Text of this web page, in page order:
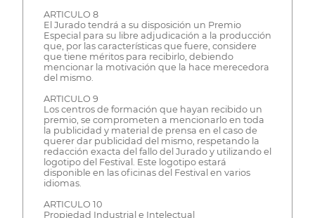
ARTICULO 8
El Jurado tendrá a su disposición un Premio
Especial para su libre adjudicación a la producción
que, por las características que fuere, considere
que tiene méritos para recibirlo, debiendo
mencionar la motivación que la hace merecedora
del mismo.
ARTICULO 9
Los centros de formación que hayan recibido un
premio, se comprometen a mencionarlo en toda
la publicidad y material de prensa en el caso de
querer dar publicidad del mismo, respetando la
redacción exacta del fallo del Jurado y utilizando el
logotipo del Festival. Este logotipo estará
disponible en las oficinas del Festival en varios
idiomas.
ARTICULO 10
Propiedad Industrial e Intelectual